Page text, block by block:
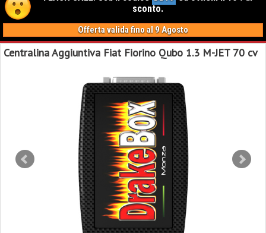
sconto.
Offerta valida fino al 9 Agosto
Centralina Aggiuntiva Fiat Fiorino Qubo 1.3 M-JET 70 cv